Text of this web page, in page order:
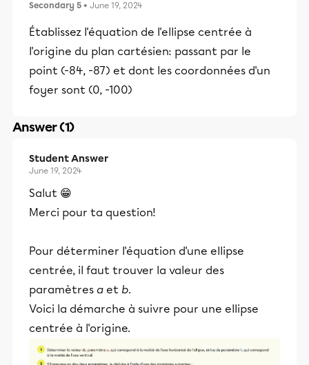
Secondary 5 • June 19, 2024
Établissez l'équation de l'ellipse centrée à
l'origine du plan cartésien: passant par le
point (-84, -87) et dont les coordonnées d'un
foyer sont (0, -100)
Answer (1)
Student Answer
June 19, 2024
Salut 😁
Merci pour ta question!
Pour déterminer l'équation d'une ellipse
centrée, il faut trouver la valeur des
paramètres a et b.
Voici la démarche à suivre pour une ellipse
centrée à l'origine.